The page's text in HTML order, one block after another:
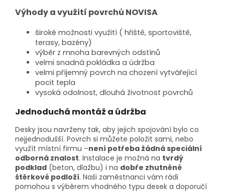
Výhody a využití povrchů NOVISA
široké možnosti využití ( hřiště, sportoviště,
terasy, bazény)
výběr z mnoha barevných odstínů
velmi snadná pokládka a údržba
velmi příjemný povrch na chození vytvářející
pocit tepla
vysoká odolnost, dlouhá životnost povrchů
Jednoduchá montáž a údržba
Desky jsou navrženy tak, aby jejich spojování bylo co
nejjednodušší. Povrch si můžete položit sami, nebo
využít místní firmu –není potřeba žádná speciální
odborná znalost. Instalace je možná na tvrdý
podklad (beton, dlažbu) i na dobře zhutněné
štěrkové podloží. Naši zaměstnanci vám rádi
pomohou s výběrem vhodného typu desek a doporučí